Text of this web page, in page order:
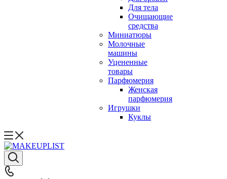
Для тела
Очищающие
средства
Миниатюры
Молочные
машины
Уцененные
товары
Парфюмерия
Женская
парфюмерия
Игрушки
Куклы